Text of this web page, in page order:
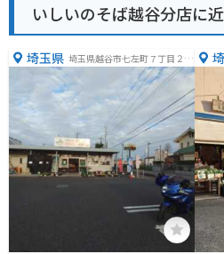
いしいのそば越谷分店に
埼玉県 埼玉県越谷市七左町７丁目２０
９−４